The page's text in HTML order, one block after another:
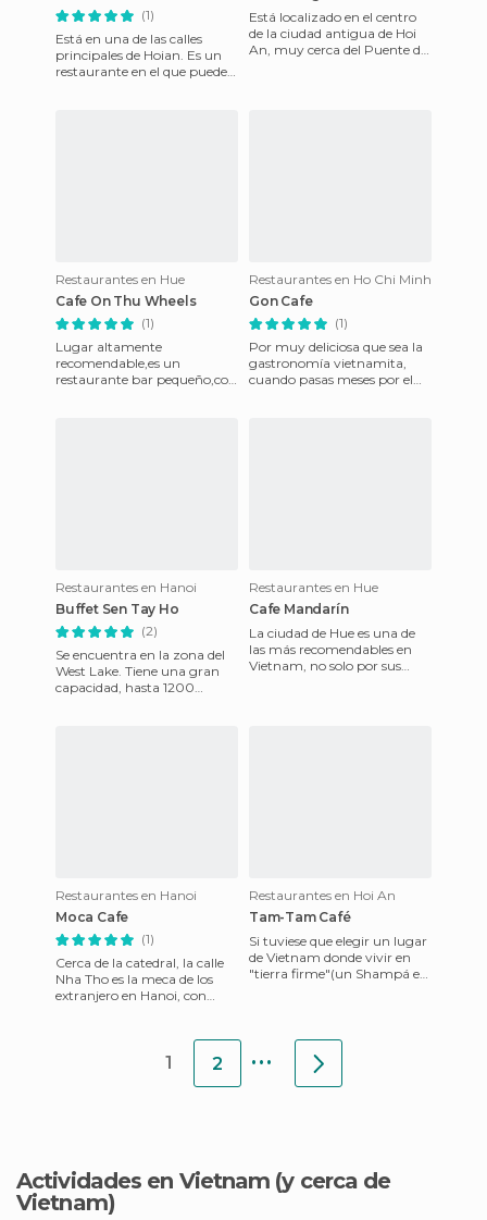
(1)
Está en una de las calles
principales de Hoian. Es un
restaurante en el que puedes
Está localizado en el centro
de la ciudad antigua de Hoi
An, muy cerca del Puente de
Restaurantes en Hue
Cafe On Thu Wheels
(1)
Lugar altamente
recomendable,es un
restaurante bar pequeño,con
Restaurantes en Ho Chi Minh
Gon Cafe
(1)
Por muy deliciosa que sea la
gastronomía vietnamita,
cuando pasas meses por el
Restaurantes en Hanoi
Buffet Sen Tay Ho
(2)
Se encuentra en la zona del
West Lake. Tiene una gran
capacidad, hasta 1200
Restaurantes en Hue
Cafe Mandarín
La ciudad de Hue es una de
las más recomendables en
Vietnam, no solo por sus
Restaurantes en Hanoi
Moca Cafe
(1)
Cerca de la catedral, la calle
Nha Tho es la meca de los
extranjero en Hanoi, con
Restaurantes en Hoi An
Tam-Tam Café
Si tuviese que elegir un lugar
de Vietnam donde vivir en
"tierra firme"(un Shampá en
1 2 ...
Actividades en Vietnam (y cerca de
Vietnam)